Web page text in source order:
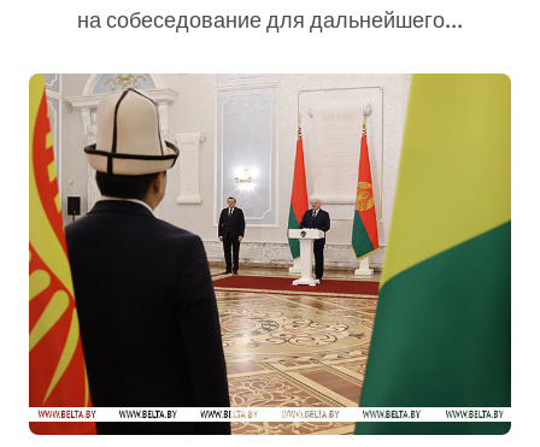
на собеседование для дальнейшего...